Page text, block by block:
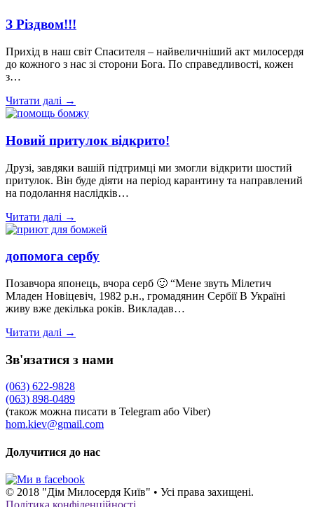
З Різдвом!!!
Прихід в наш світ Спасителя – найвеличніший акт милосердя
до кожного з нас зі сторони Бога. По справедливості, кожен
з…
Читати далі →
Новий притулок відкрито!
Друзі, завдяки вашій підтримці ми змогли відкрити шостий
притулок. Він буде діяти на період карантину та направлений
на подолання наслідків…
Читати далі →
допомога сербу
Позавчора японець, вчора серб 🙂 “Мене звуть Мілетич
Младен Новіцевіч, 1982 р.н., громадянин Сербії В Україні
живу вже декілька років. Викладав…
Читати далі →
Зв'язатися з нами
(063) 622-9828
(063) 898-0489
(також можна писати в Telegram або Viber)
hom.kiev@gmail.com
Долучитися до нас
© 2018 "Дім Милосердя Київ" • Усі права захищені.
Політика конфіденційності